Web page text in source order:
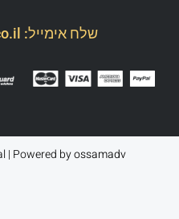
שלח אימייל:
| Powered byossamadv